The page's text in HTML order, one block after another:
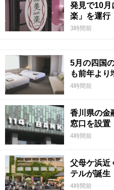
発見で10
楽」を運
3時間前
5月の四国
も前年よ
4時間前
香川県の
窓口を設置
4時間前
父母ケ浜近
テルが誕
4時間前